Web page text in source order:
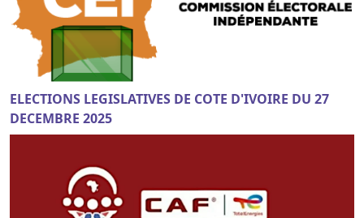
ELECTIONS LEGISLATIVES DE COTE D'IVOIRE DU 27
DECEMBRE 2025